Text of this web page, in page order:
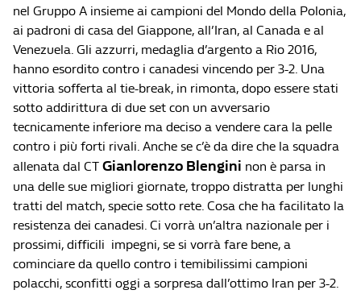
nel Gruppo A insieme ai campioni del Mondo della Polonia,
ai padroni di casa del Giappone, all’Iran, al Canada e al
Venezuela. Gli azzurri, medaglia d’argento a Rio 2016,
hanno esordito contro i canadesi vincendo per 3-2. Una
vittoria sofferta al tie-break, in rimonta, dopo essere stati
sotto addirittura di due set con un avversario
tecnicamente inferiore ma deciso a vendere cara la pelle
contro i più forti rivali. Anche se c’è da dire che la squadra
allenata dal CT Gianlorenzo Blengini non è parsa in
una delle sue migliori giornate, troppo distratta per lunghi
tratti del match, specie sotto rete. Cosa che ha facilitato la
resistenza dei canadesi. Ci vorrà un’altra nazionale per i
prossimi, difficili impegni, se si vorrà fare bene, a
cominciare da quello contro i temibilissimi campioni
polacchi, sconfitti oggi a sorpresa dall’ottimo Iran per 3-2.